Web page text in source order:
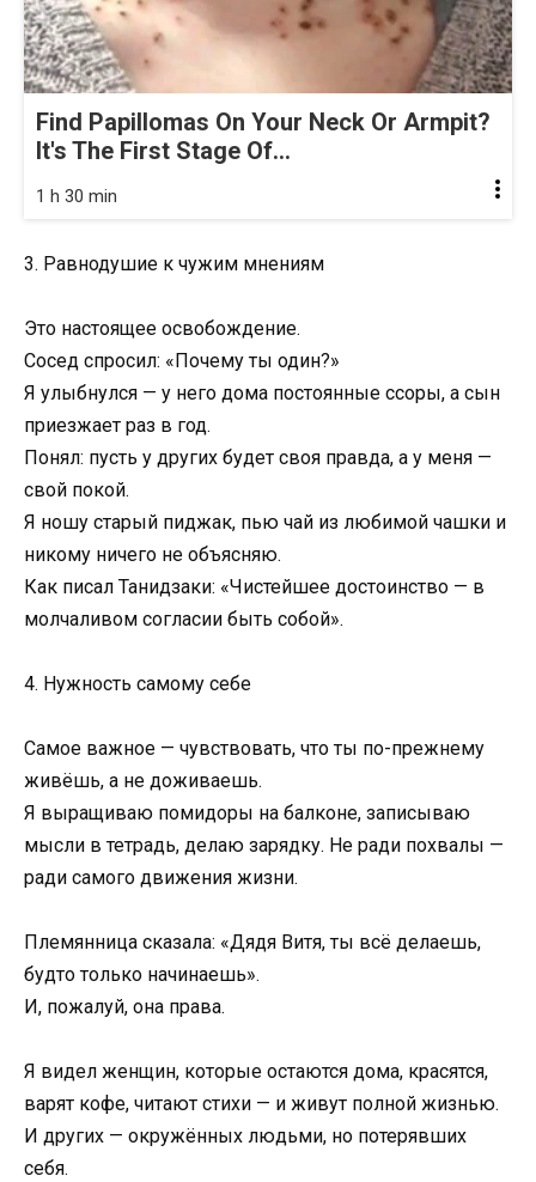
Find Papillomas On Your Neck Or Armpit?
It's The First Stage Of...
1 h 30 min
3. Равнодушие к чужим мнениям
Это настоящее освобождение.
Сосед спросил: «Почему ты один?»
Я улыбнулся — у него дома постоянные ссоры, а сын
приезжает раз в год.
Понял: пусть у других будет своя правда, а у меня —
свой покой.
Я ношу старый пиджак, пью чай из любимой чашки и
никому ничего не объясняю.
Как писал Танидзаки: «Чистейшее достоинство — в
молчаливом согласии быть собой».
4. Нужность самому себе
Самое важное — чувствовать, что ты по-прежнему
живёшь, а не доживаешь.
Я выращиваю помидоры на балконе, записываю
мысли в тетрадь, делаю зарядку. Не ради похвалы —
ради самого движения жизни.
Племянница сказала: «Дядя Витя, ты всё делаешь,
будто только начинаешь».
И, пожалуй, она права.
Я видел женщин, которые остаются дома, красятся,
варят кофе, читают стихи — и живут полной жизнью.
И других — окружённых людьми, но потерявших
себя.